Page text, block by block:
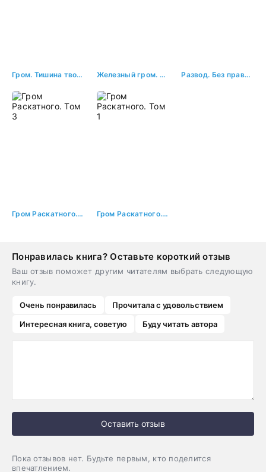
Гром. Тишина твоей измены Железный гром. Том 1 Развод. Без правил, без пощады
Гром Раскатного. Том 3 Гром Раскатного. Том 1
Понравилась книга? Оставьте короткий отзыв
Ваш отзыв поможет другим читателям выбрать следующую
книгу.
Очень понравилась
Прочитала с удовольствием
Интересная книга, советую
Буду читать автора
Оставить отзыв
Пока отзывов нет. Будьте первым, кто поделится
впечатлением.